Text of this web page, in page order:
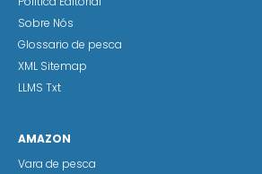
Sobre Nós
Glossario de pesca
XML Sitemap
LLMS Txt
AMAZON
Vara de pesca